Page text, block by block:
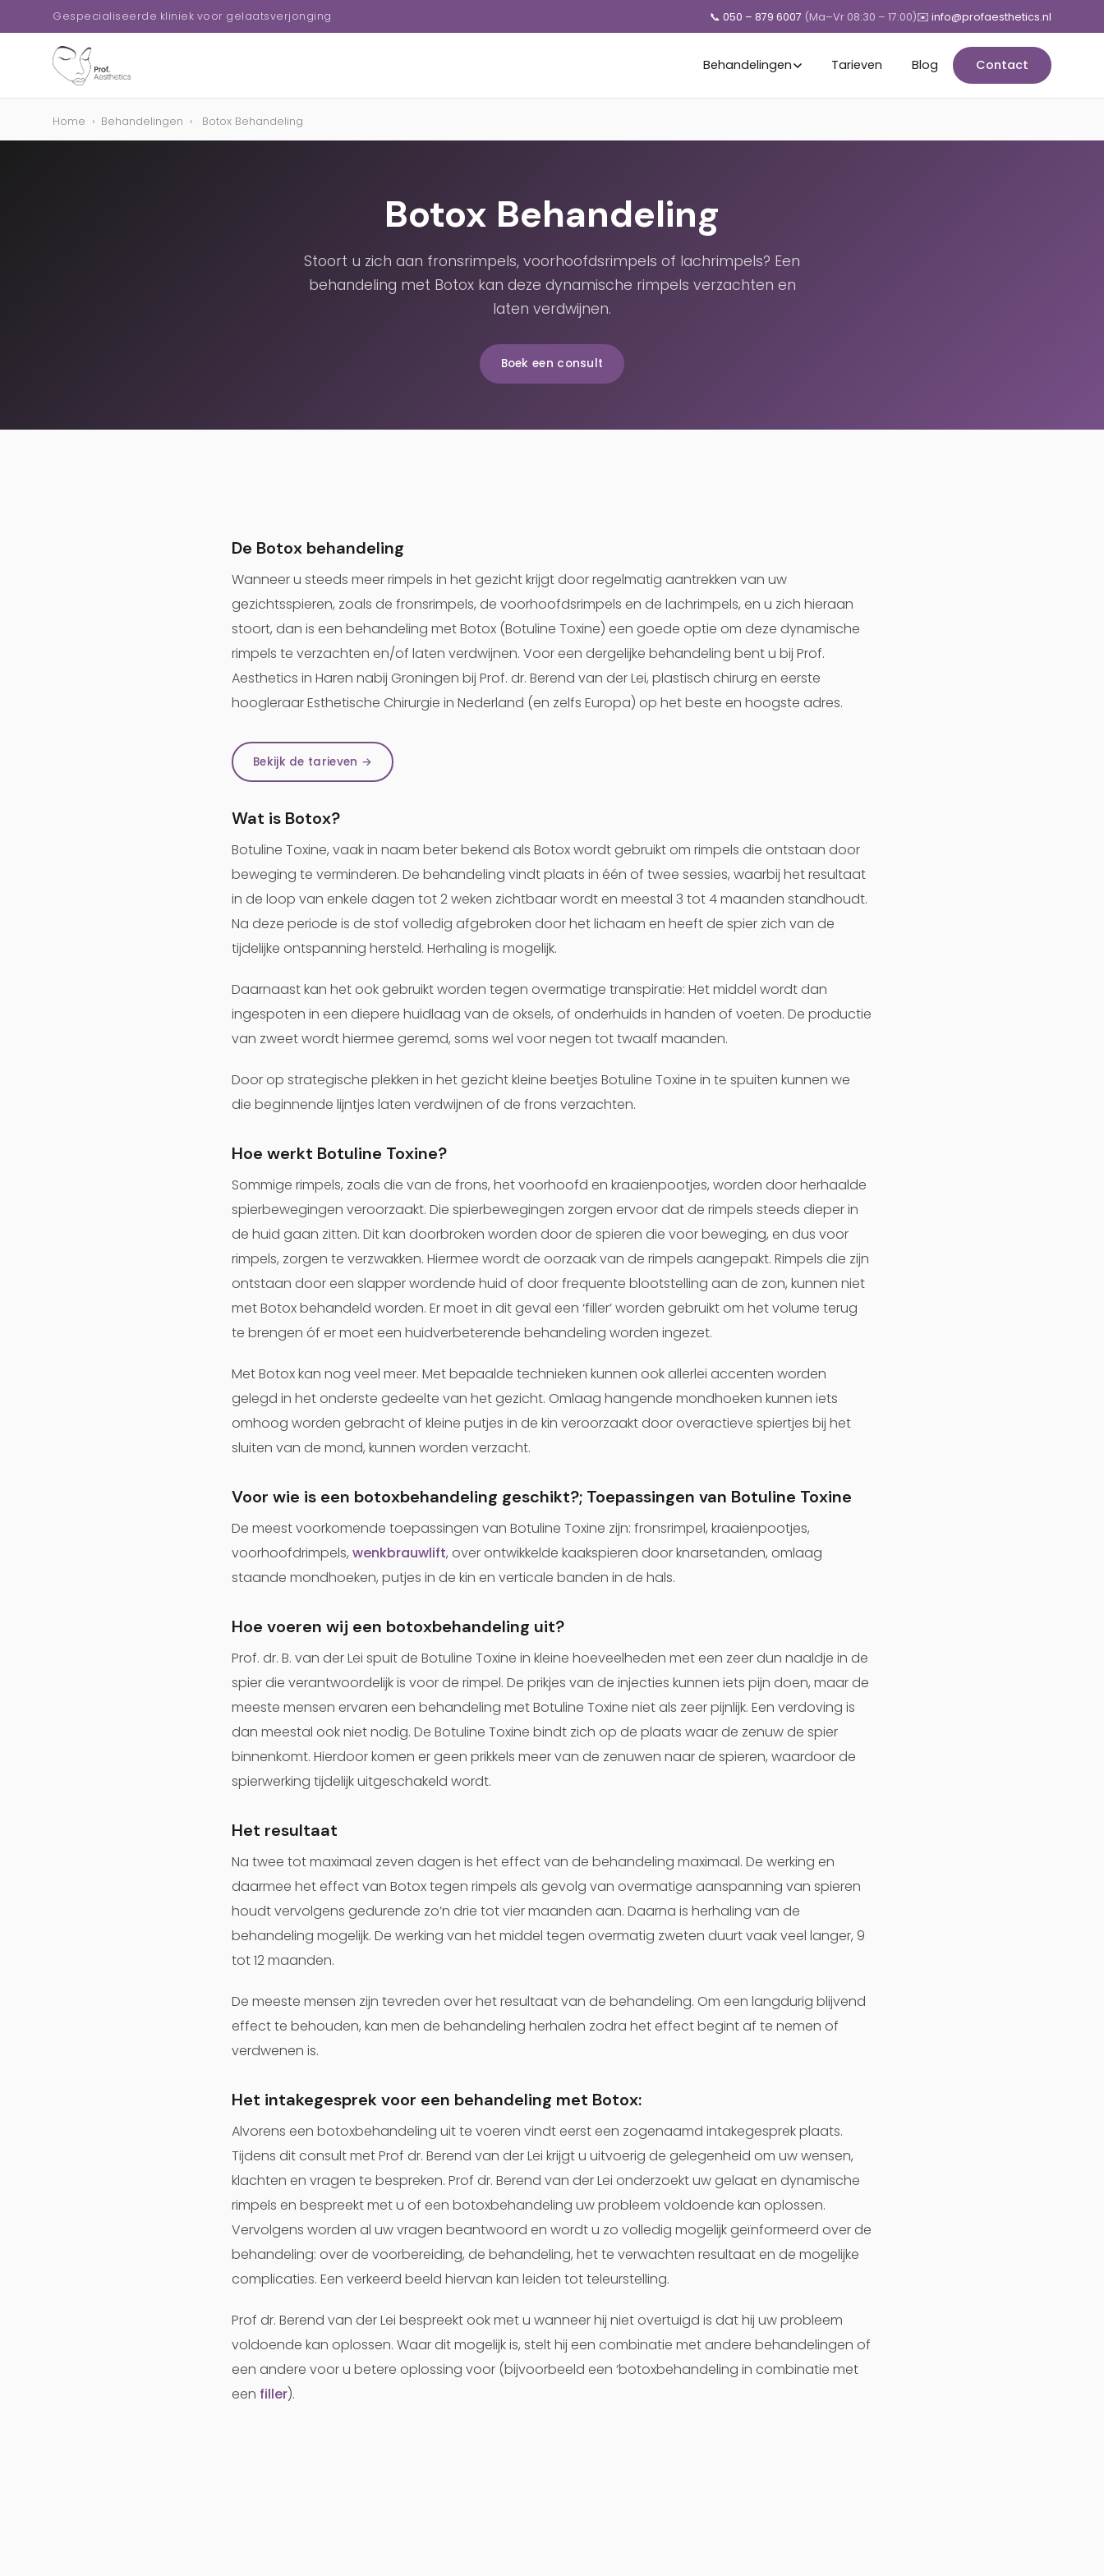
Gespecialiseerde kliniek voor gelaatsverjonging 📞 050 – 879 6007 (Ma–Vr 08:30 – 17:00)✉️ info@profaesthetics.nl
Behandelingen Tarieven Blog Contact
Home › Behandelingen › Botox Behandeling
Botox Behandeling
Stoort u zich aan fronsrimpels, voorhoofdsrimpels of lachrimpels? Een
behandeling met Botox kan deze dynamische rimpels verzachten en
laten verdwijnen.
Boek een consult
De Botox behandeling
Wanneer u steeds meer rimpels in het gezicht krijgt door regelmatig aantrekken van uw
gezichtsspieren, zoals de fronsrimpels, de voorhoofdsrimpels en de lachrimpels, en u zich hieraan
stoort, dan is een behandeling met Botox (Botuline Toxine) een goede optie om deze dynamische
rimpels te verzachten en/of laten verdwijnen. Voor een dergelijke behandeling bent u bij Prof.
Aesthetics in Haren nabij Groningen bij Prof. dr. Berend van der Lei, plastisch chirurg en eerste
hoogleraar Esthetische Chirurgie in Nederland (en zelfs Europa) op het beste en hoogste adres.
Bekijk de tarieven →
Wat is Botox?
Botuline Toxine, vaak in naam beter bekend als Botox wordt gebruikt om rimpels die ontstaan door
beweging te verminderen. De behandeling vindt plaats in één of twee sessies, waarbij het resultaat
in de loop van enkele dagen tot 2 weken zichtbaar wordt en meestal 3 tot 4 maanden standhoudt.
Na deze periode is de stof volledig afgebroken door het lichaam en heeft de spier zich van de
tijdelijke ontspanning hersteld. Herhaling is mogelijk.
Daarnaast kan het ook gebruikt worden tegen overmatige transpiratie: Het middel wordt dan
ingespoten in een diepere huidlaag van de oksels, of onderhuids in handen of voeten. De productie
van zweet wordt hiermee geremd, soms wel voor negen tot twaalf maanden.
Door op strategische plekken in het gezicht kleine beetjes Botuline Toxine in te spuiten kunnen we
die beginnende lijntjes laten verdwijnen of de frons verzachten.
Hoe werkt Botuline Toxine?
Sommige rimpels, zoals die van de frons, het voorhoofd en kraaienpootjes, worden door herhaalde
spierbewegingen veroorzaakt. Die spierbewegingen zorgen ervoor dat de rimpels steeds dieper in
de huid gaan zitten. Dit kan doorbroken worden door de spieren die voor beweging, en dus voor
rimpels, zorgen te verzwakken. Hiermee wordt de oorzaak van de rimpels aangepakt. Rimpels die zijn
ontstaan door een slapper wordende huid of door frequente blootstelling aan de zon, kunnen niet
met Botox behandeld worden. Er moet in dit geval een ‘filler’ worden gebruikt om het volume terug
te brengen óf er moet een huidverbeterende behandeling worden ingezet.
Met Botox kan nog veel meer. Met bepaalde technieken kunnen ook allerlei accenten worden
gelegd in het onderste gedeelte van het gezicht. Omlaag hangende mondhoeken kunnen iets
omhoog worden gebracht of kleine putjes in de kin veroorzaakt door overactieve spiertjes bij het
sluiten van de mond, kunnen worden verzacht.
Voor wie is een botoxbehandeling geschikt?; Toepassingen van Botuline Toxine
De meest voorkomende toepassingen van Botuline Toxine zijn: fronsrimpel, kraaienpootjes,
voorhoofdrimpels, wenkbrauwlift, over ontwikkelde kaakspieren door knarsetanden, omlaag
staande mondhoeken, putjes in de kin en verticale banden in de hals.
Hoe voeren wij een botoxbehandeling uit?
Prof. dr. B. van der Lei spuit de Botuline Toxine in kleine hoeveelheden met een zeer dun naaldje in de
spier die verantwoordelijk is voor de rimpel. De prikjes van de injecties kunnen iets pijn doen, maar de
meeste mensen ervaren een behandeling met Botuline Toxine niet als zeer pijnlijk. Een verdoving is
dan meestal ook niet nodig. De Botuline Toxine bindt zich op de plaats waar de zenuw de spier
binnenkomt. Hierdoor komen er geen prikkels meer van de zenuwen naar de spieren, waardoor de
spierwerking tijdelijk uitgeschakeld wordt.
Het resultaat
Na twee tot maximaal zeven dagen is het effect van de behandeling maximaal. De werking en
daarmee het effect van Botox tegen rimpels als gevolg van overmatige aanspanning van spieren
houdt vervolgens gedurende zo’n drie tot vier maanden aan. Daarna is herhaling van de
behandeling mogelijk. De werking van het middel tegen overmatig zweten duurt vaak veel langer, 9
tot 12 maanden.
De meeste mensen zijn tevreden over het resultaat van de behandeling. Om een langdurig blijvend
effect te behouden, kan men de behandeling herhalen zodra het effect begint af te nemen of
verdwenen is.
Het intakegesprek voor een behandeling met Botox:
Alvorens een botoxbehandeling uit te voeren vindt eerst een zogenaamd intakegesprek plaats.
Tijdens dit consult met Prof dr. Berend van der Lei krijgt u uitvoerig de gelegenheid om uw wensen,
klachten en vragen te bespreken. Prof dr. Berend van der Lei onderzoekt uw gelaat en dynamische
rimpels en bespreekt met u of een botoxbehandeling uw probleem voldoende kan oplossen.
Vervolgens worden al uw vragen beantwoord en wordt u zo volledig mogelijk geïnformeerd over de
behandeling: over de voorbereiding, de behandeling, het te verwachten resultaat en de mogelijke
complicaties. Een verkeerd beeld hiervan kan leiden tot teleurstelling.
Prof dr. Berend van der Lei bespreekt ook met u wanneer hij niet overtuigd is dat hij uw probleem
voldoende kan oplossen. Waar dit mogelijk is, stelt hij een combinatie met andere behandelingen of
een andere voor u betere oplossing voor (bijvoorbeeld een ‘botoxbehandeling in combinatie met
een filler).